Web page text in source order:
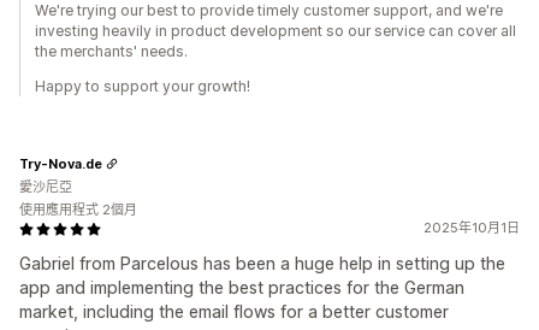
We're trying our best to provide timely customer support, and we're
investing heavily in product development so our service can cover all
the merchants' needs.
Happy to support your growth!
2025年10月1日
Gabriel from Parcelous has been a huge help in setting up the
app and implementing the best practices for the German
market, including the email flows for a better customer
Try-Nova.de
愛沙尼亞
使用應用程式 2個月